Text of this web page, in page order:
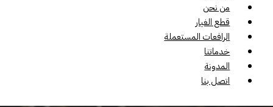
من نحن
قطع الغيار
الرافعات المستعملة
خدماتنا
المدونة
اتصل بنا